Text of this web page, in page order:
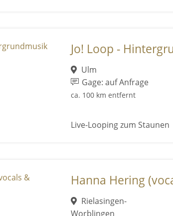
Jo! Loop -
Ulm
Gage: auf Anfrage
ca. 100 km entfernt
Live-Looping zum Staunen
Hanna Hering
Rielasingen-
Worblingen